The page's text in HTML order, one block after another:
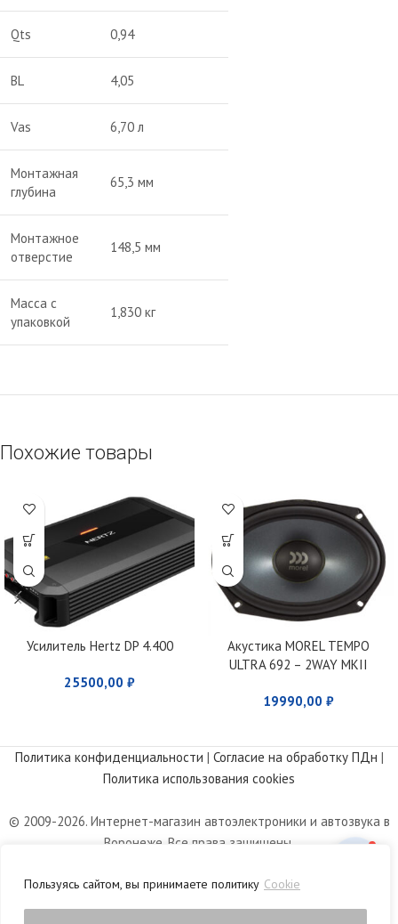
Пользуясь сайтом, вы принимаете политику Cookie
Qts 0,94
BL 4,05
Vas 6,70 л
Монтажная
глубина
65,3 мм
Монтажное
отверстие
148,5 мм
Масса с
упаковкой
1,830 кг
Похожие товары
Усилитель Hertz DP 4.400
25500,00 ₽
Акустика MOREL TEMPO
ULTRA 692 – 2WAY MKII
19990,00 ₽
Политика конфиденциальности | Согласие на обработку ПДн |
Политика использования cookies
© 2009-2026. Интернет-магазин автоэлектроники и автозвука в
Воронеже. Все права защищены.
характер и не является публичной офертой, определяемой
положениями статьи 437 Гражданского кодекса РФ.